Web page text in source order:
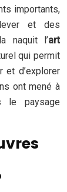
importants,
et des
naquit l’art
qui permit
et d’explorer
ont mené à
le paysage